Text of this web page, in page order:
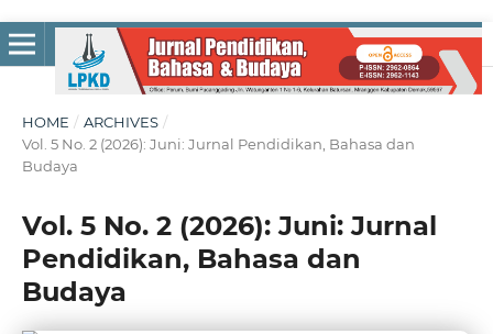
HOME / ARCHIVES /
Vol. 5 No. 2 (2026): Juni: Jurnal Pendidikan, Bahasa dan
Budaya
Vol. 5 No. 2 (2026): Juni: Jurnal
Pendidikan, Bahasa dan
Budaya